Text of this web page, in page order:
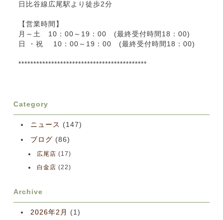
日比谷線広尾駅より徒歩2分
【営業時間】
月～土 10：00～19：00 (最終受付時間18：00)
日 ・祝 10：00～19：00 (最終受付時間18：00)
*******************************************
Category
ニュース (147)
ブログ (86)
広尾店 (17)
白金店 (22)
Archive
2026年2月
(1)